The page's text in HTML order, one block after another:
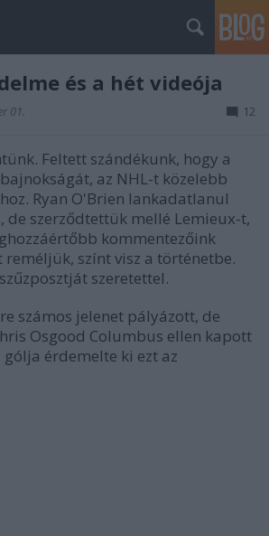
és a hét videója
01. 12
Feltett szándékunk, hogy a
az NHL-t közelebb
Ryan O'Brien lankadatlanul
de szerződtettük mellé Lemieux-t,
kommentezőink
színt visz a történetbe.
szeretettel.
számos jelenet pályázott, de
Osgood Columbus ellen kapott
érdemelte ki ezt az